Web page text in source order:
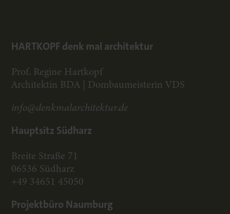
HARTKOPF denk mal architektur
Prof. Regine Hartkopf
Architektin BDA | Dombaumeisterin VDS
info@denkmalarchitektur.de
Hauptsitz Südharz
Breite Straße 71
06536 Südharz
+49 34651 45050
Projektbüro Naumburg